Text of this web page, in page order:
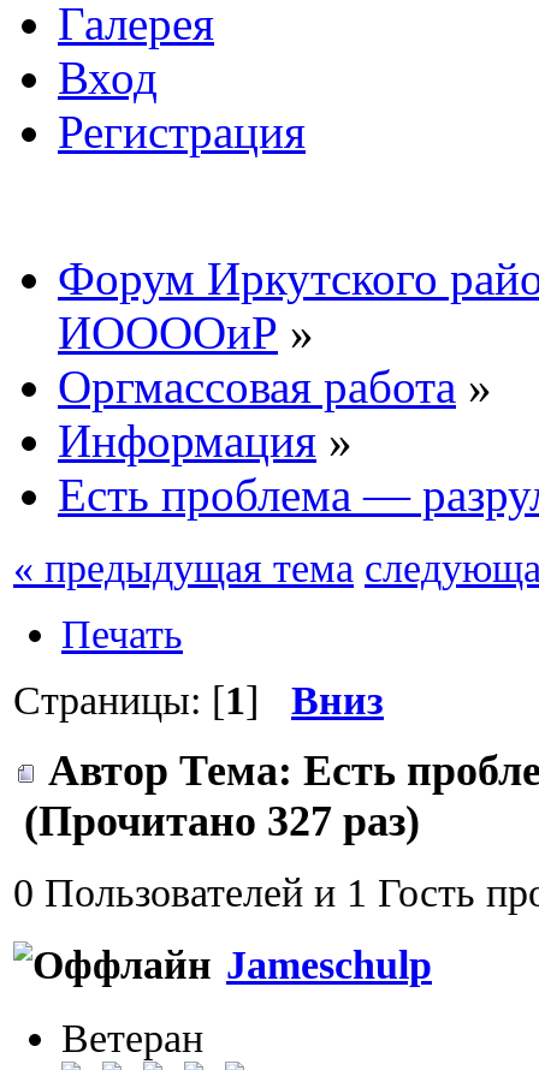
Галерея
Вход
Регистрация
Форум Иркутского
ИООООиР »
Оргмассовая работа »
Информация »
Есть проблема —
« предыдущая тема
Печать
Страницы: [1] Вниз
Автор Тема: Есть
(Прочитано 327 раз)
0 Пользователей и 1 Гость
Jameschulp
Ветеран